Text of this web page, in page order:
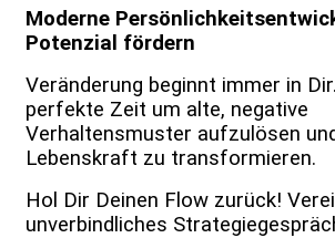
Moderne
Potenzial fördern
Veränderung beginnt immer in
perfekte Zeit um alte, negative
Verhaltensmuster aufzulösen
Lebenskraft zu transformieren.
Hol Dir Deinen Flow zurück!
unverbindliches